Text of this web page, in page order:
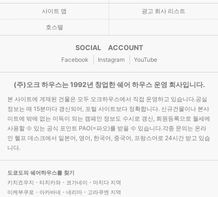
사이트 맵 광고 회사 리스트
호스텔
SOCIAL ACCOUNT
Facebook Instagram YouTube
(주)오크 하우스는 1992년 창업한 쉐어 하우스 운영 회사입니다.
본 사이트에 게재된 건물은 모두 오크하우스에서 직접 운영하고 있습니다.공실
정보는 매 15분마다 갱신되어, 포털 사이트보다 정확합니다. 신규건물이나 본사
이트에 밖에 없는 이득이 되는 캠페인 정보도 수시로 갱신, 회원등록으로 월세에
사용할 수 있는 공식 포인트 PAO(=파오)를 받을 수 있습니다.각종 문의는 온라
인 헬프 데스크에서 일본어, 영어, 한국어, 중국어, 프랑스어로 24시간 받고 있습
니다.
도쿄도의 쉐어하우스를 찾기
키치죠우지・타치카와・코가네이・마치다 지역
이케부쿠로・아카바네・네리마・고라쿠엔 지역